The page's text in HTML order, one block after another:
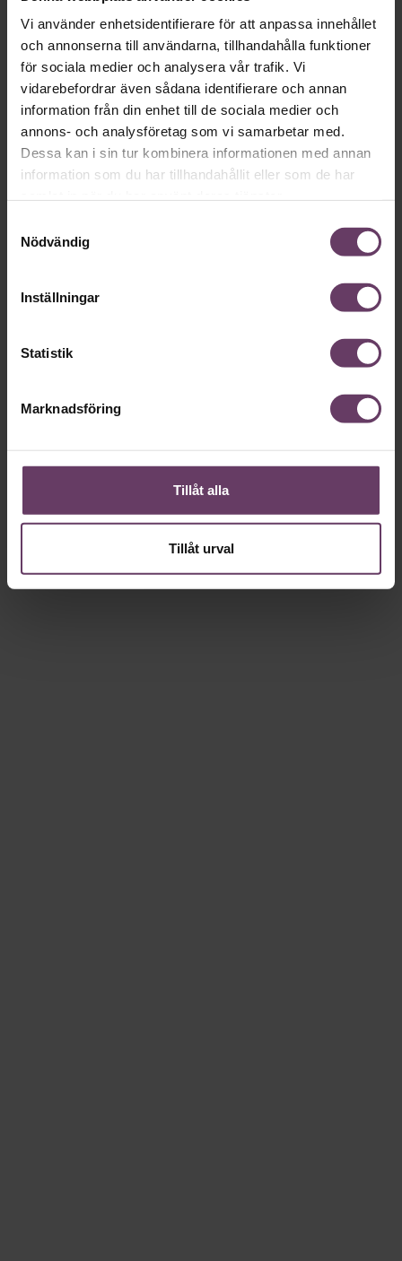
Vi använder enhetsidentifierare för att anpassa innehållet
och annonserna till användarna, tillhandahålla funktioner
för sociala medier och analysera vår trafik. Vi
vidarebefordrar även sådana identifierare och annan
information från din enhet till de sociala medier och
annons- och analysföretag som vi samarbetar med.
Dessa kan i sin tur kombinera informationen med annan
information som du har tillhandahållit eller som de har
Nödvändig
Inställningar
Statistik
Marknadsföring
Tillåt alla
Tillåt urval